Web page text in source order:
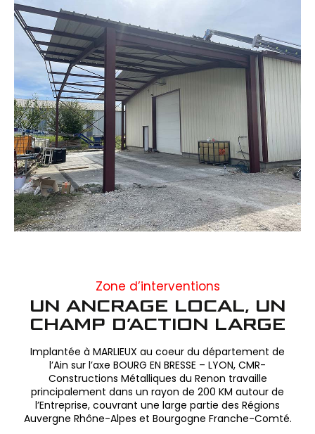
Zone d’interventions
UN ANCRAGE LOCAL, UN
CHAMP D’ACTION LARGE
Implantée à MARLIEUX au coeur du département de
l’Ain sur l’axe BOURG EN BRESSE – LYON, CMR-
Constructions Métalliques du Renon travaille
principalement dans un rayon de 200 KM autour de
l’Entreprise, couvrant une large partie des Régions
Auvergne Rhône-Alpes et Bourgogne Franche-Comté.